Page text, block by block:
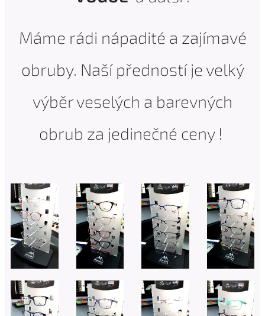
Máme rádi nápadité a zajímavé
obruby. Naší předností je velký
výběr veselých a barevných
obrub za jedinečné ceny !